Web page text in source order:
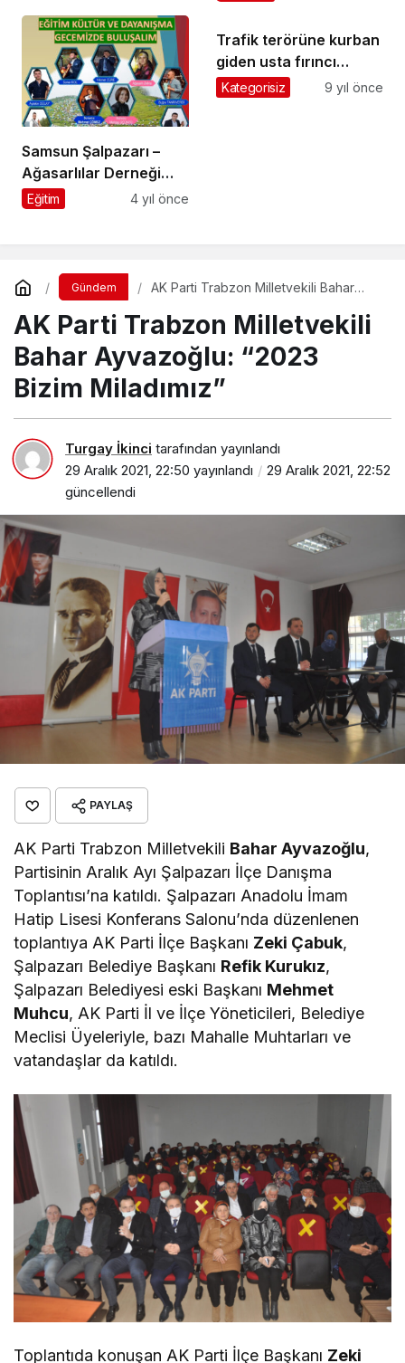
Samsun Şalpazarı –
Ağasarlılar Derneği
“Eğitim Kültür ve
Eğitim 4 yıl önce
Trafik terörüne kurban
giden usta fırıncı
Gökçeköy’de toprağa
Kategorisiz 9 yıl önce
Gündem
AK Parti Trabzon Milletvekili Bahar
AK Parti Trabzon Milletvekili
Bahar Ayvazoğlu: “2023
Bizim Miladımız”
Turgay İkinci tarafından yayınlandı
29 Aralık 2021, 22:50 yayınlandı
29 Aralık 2021, 22:52
güncellendi
PAYLAŞ
AK Parti Trabzon Milletvekili Bahar Ayvazoğlu,
Partisinin Aralık Ayı Şalpazarı İlçe Danışma
Toplantısı’na katıldı. Şalpazarı Anadolu İmam
Hatip Lisesi Konferans Salonu’nda düzenlenen
toplantıya AK Parti İlçe Başkanı Zeki Çabuk,
Şalpazarı Belediye Başkanı Refik Kurukız,
Şalpazarı Belediyesi eski Başkanı Mehmet
Muhcu, AK Parti İl ve İlçe Yöneticileri, Belediye
Meclisi Üyeleriyle, bazı Mahalle Muhtarları ve
vatandaşlar da katıldı.
Toplantıda konuşan AK Parti İlçe Başkanı Zeki